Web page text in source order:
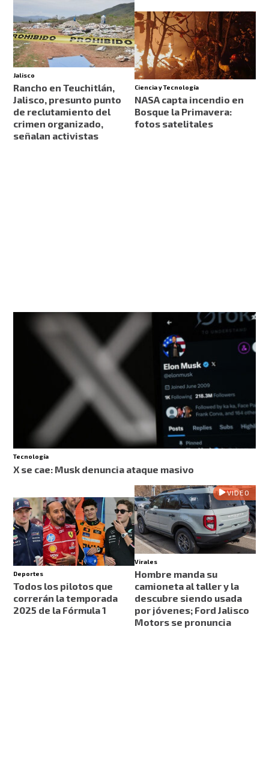
Jalisco
Rancho en Teuchitlán,
Jalisco, presunto punto
de reclutamiento del
crimen organizado,
señalan activistas
Ciencia y Tecnología
NASA capta incendio en
Bosque la Primavera:
fotos satelitales
Tecnología
X se cae: Musk denuncia ataque masivo
Deportes
Todos los pilotos que
correrán la temporada
2025 de la Fórmula 1
VIDEO
Virales
Hombre manda su
camioneta al taller y la
descubre siendo usada
por jóvenes; Ford Jalisco
Motors se pronuncia